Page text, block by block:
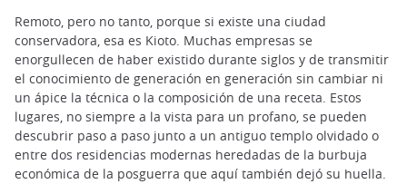
Remoto, pero no tanto, porque si existe una ciudad
conservadora, esa es Kioto. Muchas empresas se
enorgullecen de haber existido durante siglos y de transmitir
el conocimiento de generación en generación sin cambiar ni
un ápice la técnica o la composición de una receta. Estos
lugares, no siempre a la vista para un profano, se pueden
descubrir paso a paso junto a un antiguo templo olvidado o
entre dos residencias modernas heredadas de la burbuja
económica de la posguerra que aquí también dejó su huella.